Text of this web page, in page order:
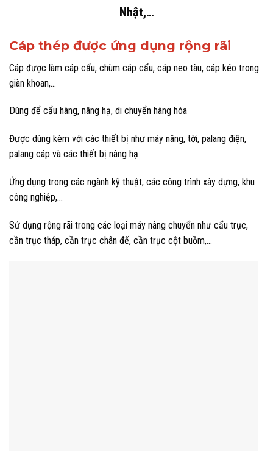
Nhật,…
Cáp thép được ứng dụng rộng rãi
Cáp được làm cáp cẩu, chùm cáp cẩu, cáp neo tàu, cáp kéo trong
giàn khoan,…
Dùng để cẩu hàng, nâng hạ, di chuyển hàng hóa
Được dùng kèm với các thiết bị như máy nâng, tời, palang điện,
palang cáp và các thiết bị nâng hạ
Ứng dụng trong các ngành kỹ thuật, các công trình xây dựng, khu
công nghiệp,…
Sử dụng rộng rãi trong các loại máy nâng chuyển như cẩu trục,
cần trục tháp, cần trục chân đế, cần trục cột buồm,…